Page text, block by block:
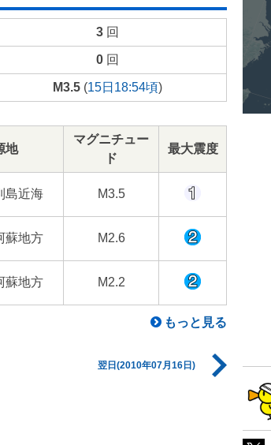
3回
0回
M3.5(15日18:54頃)
地
マグニチュー
ド
最大震度
島近海 M3.5
蘇地方 M2.6
蘇地方 M2.2
もっと見る
翌日(2010年07月16日)